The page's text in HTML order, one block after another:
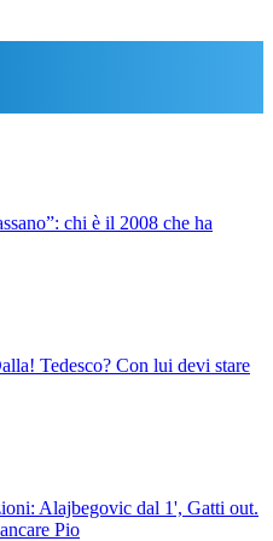
chi è il 2008 che ha
Tedesco? Con lui devi stare
Alajbegovic dal 1', Gatti out.
Pio